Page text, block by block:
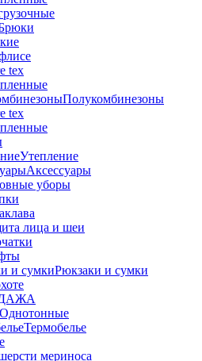
tex
Полукомбинезоны
tex
Утепление
Аксессуары
уборы
лица и шеи
Рюкзаки и сумки
Однотонные
Термобелье
мериноса